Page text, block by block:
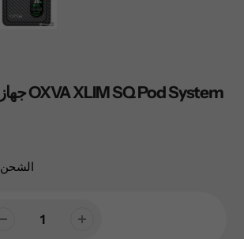
جهاز أكس سليم برو OXVA XLIM SQ Pod System
الشحن